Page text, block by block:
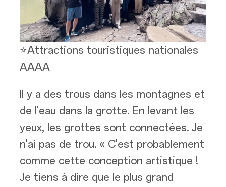
⭐Attractions touristiques nationales
AAAA
Il y a des trous dans les montagnes et
de l'eau dans la grotte. En levant les
yeux, les grottes sont connectées. Je
n'ai pas de trou. « C'est probablement
comme cette conception artistique !
Je tiens à dire que le plus grand